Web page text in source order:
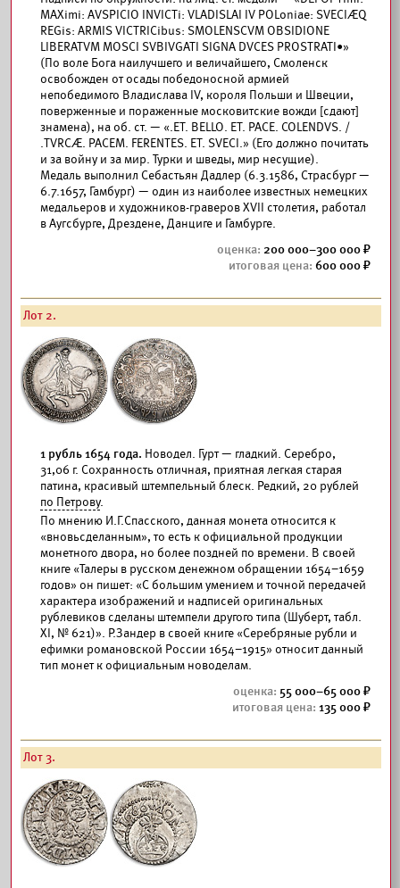
MAXimi: AVSPICIO INVICTi: VLADISLAI IV POLoniae: SVECIÆQ
REGis: ARMIS VICTRICibus: SMOLENSCVM OBSIDIONE
LIBERATVM MOSCI SVBIVGATI SIGNA DVCES PROSTRATI•»
(По воле Бога наилучшего и величайшего, Смоленск
освобожден от осады победоносной армией
непобедимого Владислава IV, короля Польши и Швеции,
поверженные и пораженные московитские вожди [сдают]
знамена), на об. ст. — «.ET. BELLO. ET. PACE. COLENDVS. /
.TVRCÆ. PACEM. FERENTES. ET. SVECI.» (Его должно почитать
и за войну и за мир. Турки и шведы, мир несущие).
Медаль выполнил Себастьян Дадлер (6.3.1586, Страсбург —
6.7.1657, Гамбург) — один из наиболее известных немецких
медальеров и художников-граверов XVII столетия, работал
в Аугсбурге, Дрездене, Данциге и Гамбурге.
200 000–300 000
600 000
Лот 2.
1 рубль 1654 года. Новодел. Гурт — гладкий. Серебро,
31,06 г. Сохранность отличная, приятная легкая старая
патина, красивый штемпельный блеск. Редкий, 20 рублей
по Петрову.
По мнению И.Г.Спасского, данная монета относится к
«вновьсделанным», то есть к официальной продукции
монетного двора, но более поздней по времени. В своей
книге «Талеры в русском денежном обращении 1654–1659
годов» он пишет: «С большим умением и точной передачей
характера изображений и надписей оригинальных
рублевиков сделаны штемпели другого типа (Шуберт, табл.
XI, № 621)». Р.Зандер в своей книге «Серебряные рубли и
ефимки романовской России 1654–1915» относит данный
тип монет к официальным новоделам.
55 000–65 000
135 000
Лот 3.